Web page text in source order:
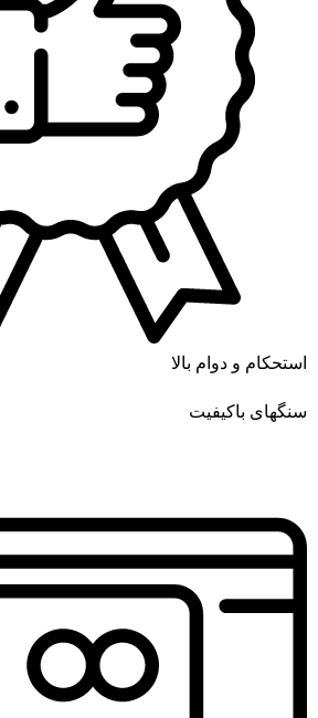
استحکام و دوام بالا
سنگهای باکیفیت